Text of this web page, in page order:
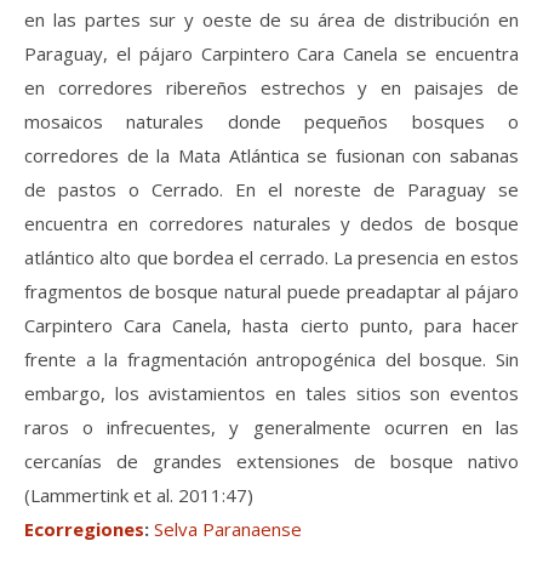
en las partes sur y oeste de su área de distribución en
Paraguay, el pájaro Carpintero Cara Canela se encuentra
en corredores ribereños estrechos y en paisajes de
mosaicos naturales donde pequeños bosques o
corredores de la Mata Atlántica se fusionan con sabanas
de pastos o Cerrado. En el noreste de Paraguay se
encuentra en corredores naturales y dedos de bosque
atlántico alto que bordea el cerrado. La presencia en estos
fragmentos de bosque natural puede preadaptar al pájaro
Carpintero Cara Canela, hasta cierto punto, para hacer
frente a la fragmentación antropogénica del bosque. Sin
embargo, los avistamientos en tales sitios son eventos
raros o infrecuentes, y generalmente ocurren en las
cercanías de grandes extensiones de bosque nativo
(Lammertink et al. 2011:47)
Ecorregiones: Selva Paranaense